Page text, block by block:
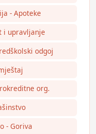
- Apoteke
i upravljanje
odgoj
org.
- Goriva